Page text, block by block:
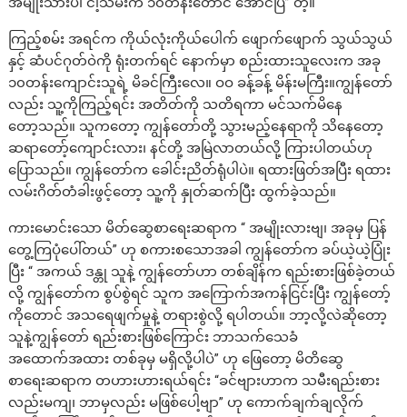
ကြည့်စမ်း အရင်က ကိုယ်လုံးကိုယ်ပေါက် ဖျောက်ဖျောက် သွယ်သွယ်
နှင့် ဆံပင်ဂုတ်ဝဲကို ရုံးတက်ရင် နောက်မှာ စည်းထားသူလေးက အခု
၁၀တန်းကျောင်းသူရဲ့ မိခင်ကြီးလေ။ ဝဝ ခန့်ခန့် မိန်းမကြီး။ကျွန်တော်
လည်း သူ့ကိုကြည့်ရင်း အတိတ်ကို သတိရကာ မင်သက်မိနေ
တော့သည်။ သူကတော့ ကျွန်တော်တို့ သွားမည့်နေရာကို သိနေတော့
ဆရာတော့်ကျောင်းလား၊ နင်တို့ အမြဲလာတယ်လို့ ကြားပါတယ်ဟု
ပြောသည်။ ကျွန်တော်က ခေါင်းညိတ်ရုံပါပဲ။ ရထားဖြတ်အပြီး ရထား
လမ်းဂိတ်တံခါးဖွင့်တော့ သူ့ကို နှုတ်ဆက်ပြီး ထွက်ခဲ့သည်။
ကားမောင်းသော မိတ်ဆွေစာရေးဆရာက “ အမျိုးလားဗျ၊ အခုမှ ပြန်
တွေ့ကြပုံပေါ်တယ်” ဟု စကားစသောအခါ ကျွန်တော်က ခပ်ယဲ့ယဲ့ပြုံး
ပြီး “ အကယ် ဒန္တု သူနဲ့ ကျွန်တော်ဟာ တစ်ချိန်က ရည်းစားဖြစ်ခဲ့တယ်
လို့ ကျွန်တော်က စွပ်စွဲရင် သူက အကြောက်အကန်ငြင်းပြီး ကျွန်တော့်
ကိုတောင် အသရေဖျက်မှုနဲ့ တရားစွဲလို့ ရပါတယ်။ ဘာ့လို့လဲဆိုတော့
သူနဲ့ကျွန်တော် ရည်းစားဖြစ်ကြောင်း ဘာသက်သေခံ
အထောက်အထား တစ်ခုမှ မရှိလို့ပါပဲ” ဟု ဖြေတော့ မိတိဆွေ
စာရေးဆရာက တဟားဟားရယ်ရင်း “ခင်ဗျားဟာက သမီးရည်းစား
လည်းမကျ၊ ဘာမှလည်း မဖြစ်ပေါ့ဗျာ” ဟု ကောက်ချက်ချလိုက်